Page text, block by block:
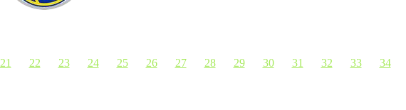
21 22 23 24 25 26 27 28 29 30 31 32 33 34